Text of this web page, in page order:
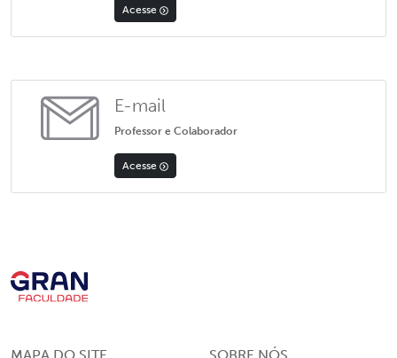
Acesse
E-mail
Professor e Colaborador
Acesse